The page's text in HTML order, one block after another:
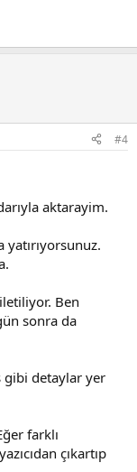
#4
aktarayim.
yatırıyorsunuz.
Ben
sonra da
gibi detaylar yer
farklı
çıkartıp